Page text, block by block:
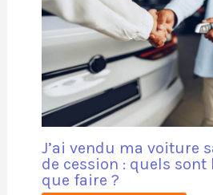
J’ai vendu ma voiture
de cession : quels
que faire ?